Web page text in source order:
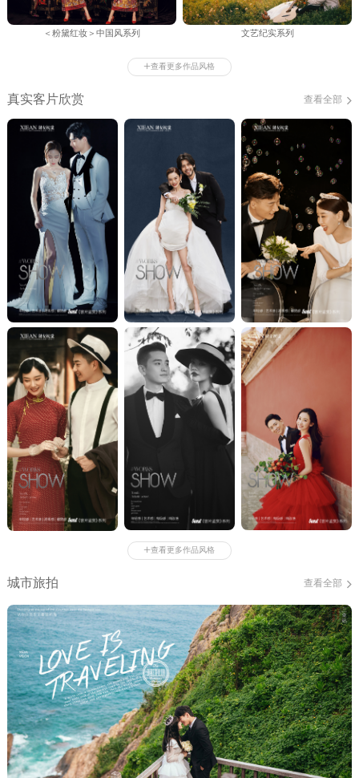
＜粉黛红妆＞中国风系列 文艺纪实系列
+查看更多作品风格
真实客片欣赏 查看全部
+查看更多作品风格
城市旅拍 查看全部